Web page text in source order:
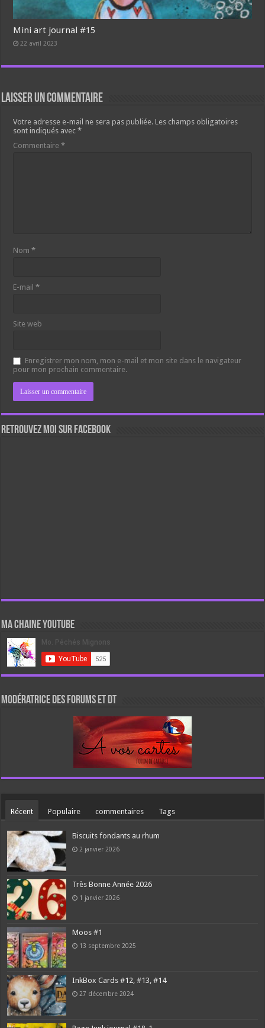
Mini art journal #15
22 avril 2023
Laisser un commentaire
Votre adresse e-mail ne sera pas publiée. Les champs obligatoires
sont indiqués avec*
Commentaire*
Nom*
E-mail*
Site web
Enregistrer mon nom, mon e-mail et mon site dans le navigateur
pour mon prochain commentaire.
Retrouvez moi sur Facebook
Ma chaine Youtube
Modératrice des forums et DT
Récent Populaire commentaires Tags
Biscuits fondants au rhum
2 janvier 2026
Très Bonne Année 2026
1 janvier 2026
Moos #1
13 septembre 2025
InkBox Cards #12, #13, #14
27 décembre 2024